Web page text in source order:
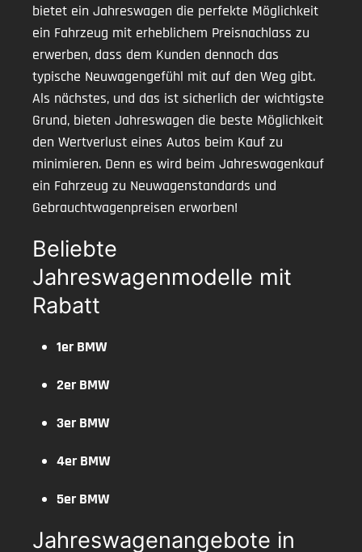
bietet ein Jahreswagen die perfekte Möglichkeit
ein Fahrzeug mit erheblichem Preisnachlass zu
erwerben, dass dem Kunden dennoch das
typische Neuwagengefühl mit auf den Weg gibt.
Als nächstes, und das ist sicherlich der wichtigste
Grund, bieten Jahreswagen die beste Möglichkeit
den Wertverlust eines Autos beim Kauf zu
minimieren. Denn es wird beim Jahreswagenkauf
ein Fahrzeug zu Neuwagenstandards und
Gebrauchtwagenpreisen erworben!
Beliebte
Jahreswagenmodelle mit
Rabatt
1er BMW
2er BMW
3er BMW
4er BMW
5er BMW
Jahreswagenangebote in